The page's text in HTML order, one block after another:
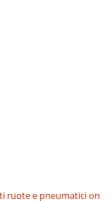
ruote e pneumatici on